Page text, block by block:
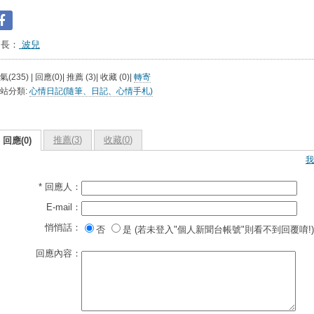
： 波兒
(235) | 回應(0)| 推薦 (3)| 收藏 (0)| 轉寄
分類: 心情日記(隨筆、日記、心情手札)
回應(0) 推薦(3) 收藏(0)
* 回應人：
E-mail：
悄悄話：
否 是 (若未登入"個人新聞台帳號"則看不到回覆唷!)
回應內容：